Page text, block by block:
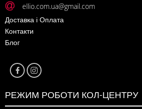
ellio.com.ua@gmail.com
Доставка і Оплата
Контакти
Блог
РЕЖИМ РОБОТИ КОЛ-ЦЕНТРУ